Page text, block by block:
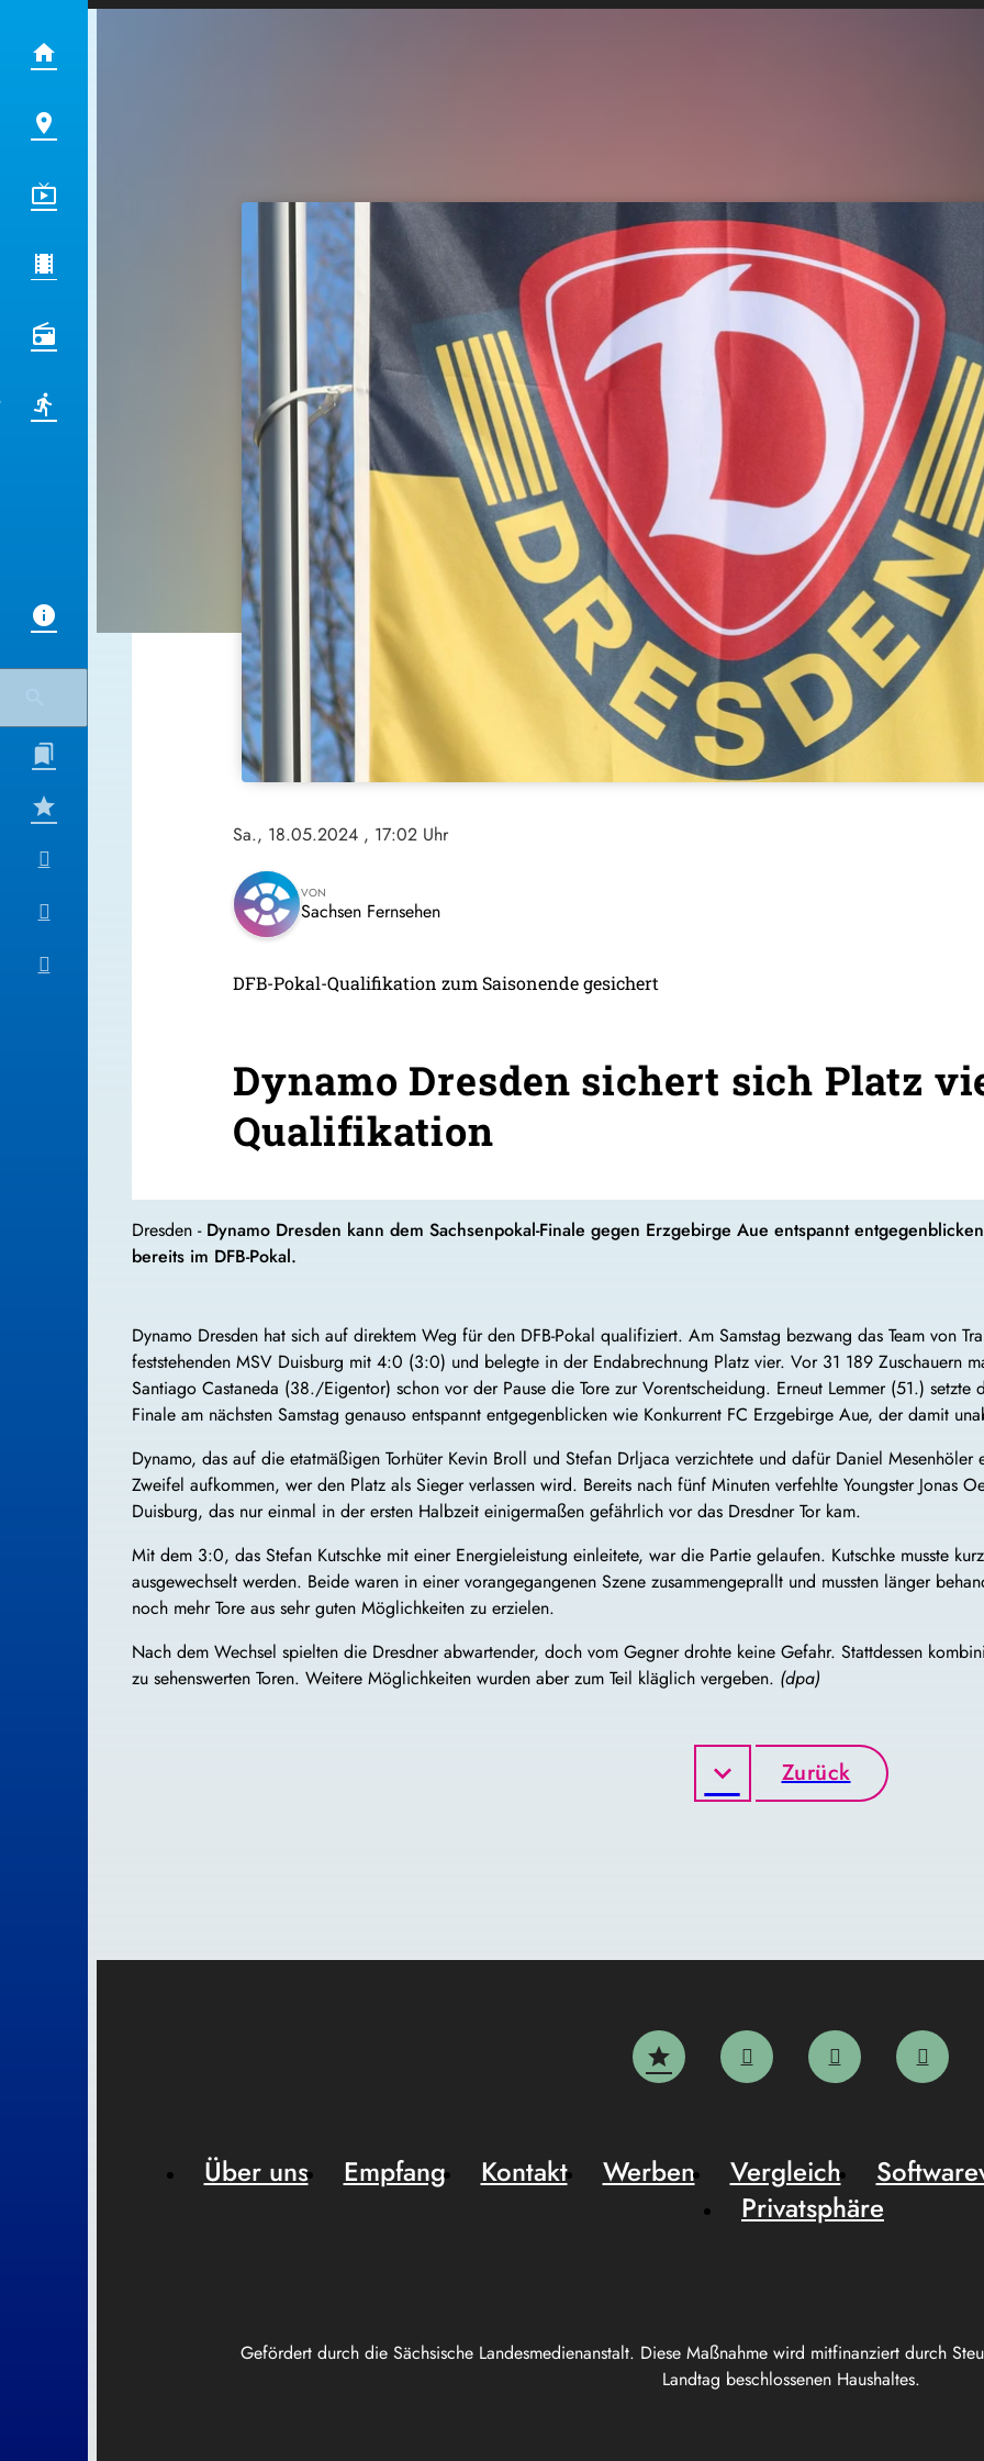
Sa., 18.05.2024 , 17:02 Uhr
VON
Sachsen Fernsehen
DFB-Pokal-Qualifikation zum Saisonende gesichert
Dynamo Dresden sichert sich Platz
Qualifikation
Dresden - Dynamo Dresden kann dem Sachsenpokal-Finale gegen Erzgebirge Aue entspannt
bereits im DFB-Pokal.
Dynamo Dresden hat sich auf direktem Weg für den DFB-Pokal qualifiziert. Am Samstag bezwang das Team von
feststehenden MSV Duisburg mit 4:0 (3:0) und belegte in der Endabrechnung Platz vier. Vor 31 189 Zuschauern
Santiago Castaneda (38./Eigentor) schon vor der Pause die Tore zur Vorentscheidung. Erneut Lemmer (51.) setzte
Finale am nächsten Samstag genauso entspannt entgegenblicken wie Konkurrent FC Erzgebirge Aue, der damit
Dynamo, das auf die etatmäßigen Torhüter Kevin Broll und Stefan Drljaca verzichtete und dafür Daniel
Zweifel aufkommen, wer den Platz als Sieger verlassen wird. Bereits nach fünf Minuten verfehlte Youngster Jonas
Duisburg, das nur einmal in der ersten Halbzeit einigermaßen gefährlich vor das Dresdner Tor kam.
Mit dem 3:0, das Stefan Kutschke mit einer Energieleistung einleitete, war die Partie gelaufen. Kutschke musste
ausgewechselt werden. Beide waren in einer vorangegangenen Szene zusammengeprallt und mussten länger
noch mehr Tore aus sehr guten Möglichkeiten zu erzielen.
Nach dem Wechsel spielten die Dresdner abwartender, doch vom Gegner drohte keine Gefahr. Stattdessen
zu sehenswerten Toren. Weitere Möglichkeiten wurden aber zum Teil kläglich vergeben. (dpa)
Zurück
Gefördert durch die Sächsische Landesmedienanstalt. Diese Maßnahme wird mitfinanziert durch
Landtag beschlossenen Haushaltes.
Über uns Empfang Kontakt Werben Vergleich
Privatsphäre